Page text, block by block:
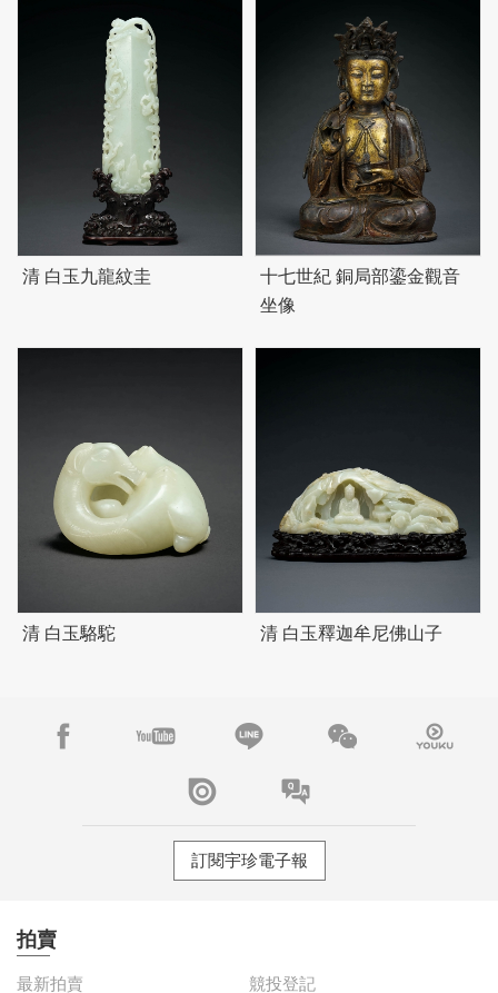
清 白玉九龍紋圭
十七世紀 銅局部鎏金觀音
坐像
清 白玉駱駝 清 白玉釋迦牟尼佛山子
訂閱宇珍電子報
拍賣
最新拍賣 競投登記